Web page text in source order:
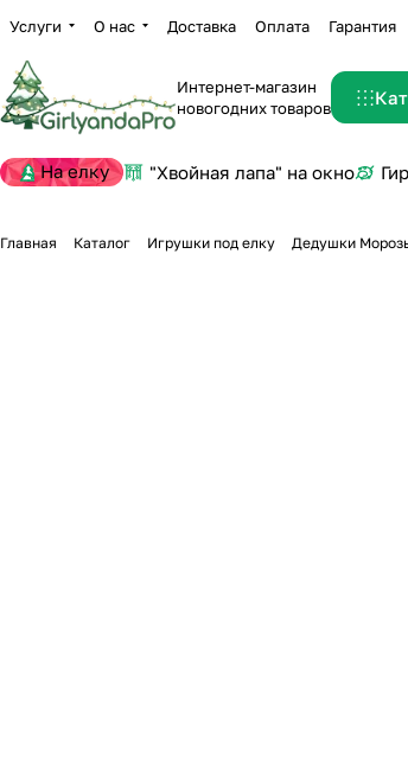
Услуги О нас Доставка Оплата Гарантия
Интернет-магазин
новогодних товаров
На елку "Хвойная лапа" на окно
Главная Каталог Игрушки под елку Дедушки